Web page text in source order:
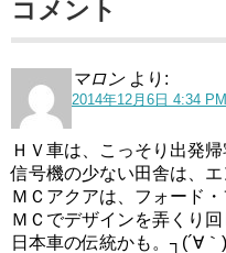
コメント
マロン より:
2014年12月6日 4:34 PM
信号機の少ない田舎は、エ
ＭＣアクアは、フォード・
ＭＣでデザインを弄くり回
日本車の伝統かも。┐(´∀｀